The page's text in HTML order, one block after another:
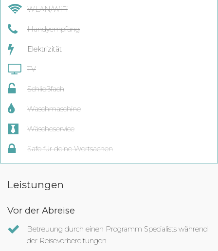
WLAN/WiFi
Handyempfang
Elektrizität
TV
Schließfach
Waschmaschine
Wäscheservice
Safe für deine Wertsachen
Leistungen
Vor der Abreise
Betreuung durch einen Programm Specialists während
der Reisevorbereitungen